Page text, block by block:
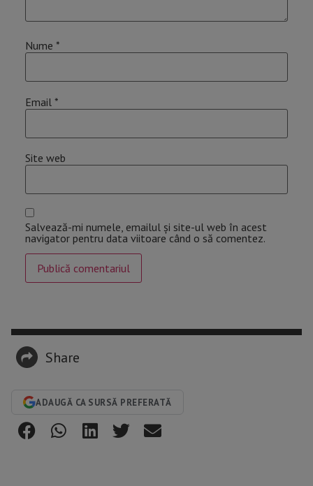
Nume *
Email *
Site web
Salvează-mi numele, emailul și site-ul web în acest
navigator pentru data viitoare când o să comentez.
Share
ADAUGĂ CA SURSĂ PREFERATĂ